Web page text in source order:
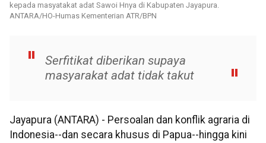
kepada masyatakat adat Sawoi Hnya di Kabupaten Jayapura.
ANTARA/HO-Humas Kementerian ATR/BPN
Serfitikat diberikan supaya
masyarakat adat tidak takut
Jayapura (ANTARA) - Persoalan dan konflik agraria di
Indonesia--dan secara khusus di Papua--hingga kini